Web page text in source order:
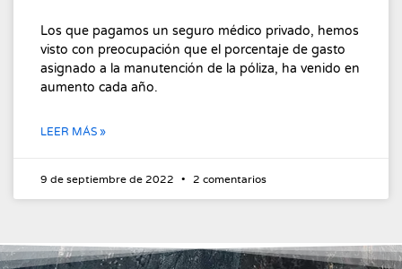
Los que pagamos un seguro médico privado, hemos
visto con preocupación que el porcentaje de gasto
asignado a la manutención de la póliza, ha venido en
aumento cada año.
LEER MÁS »
9 de septiembre de 2022 2 comentarios